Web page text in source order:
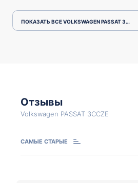
ПОКАЗАТЬ ВСЕ VOLKSWAGEN PASSAT 3CCZE
Отзывы
Volkswagen PASSAT 3CCZE
САМЫЕ СТАРЫЕ